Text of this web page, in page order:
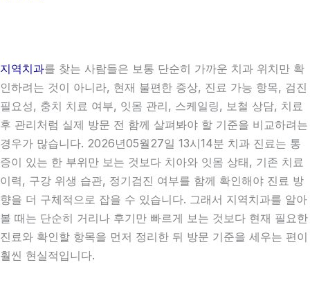
지역치과를 찾는 사람들은 보통 단순히 가까운 치과 위치만 확
인하려는 것이 아니라, 현재 불편한 증상, 진료 가능 항목, 검진
필요성, 충치 치료 여부, 잇몸 관리, 스케일링, 보철 상담, 치료
후 관리처럼 실제 방문 전 함께 살펴봐야 할 기준을 비교하려는
경우가 많습니다. 2026년05월27일 13시14분 치과 진료는 통
증이 있는 한 부위만 보는 것보다 치아와 잇몸 상태, 기존 치료
이력, 구강 위생 습관, 정기검진 여부를 함께 확인해야 진료 방
향을 더 구체적으로 잡을 수 있습니다. 그래서 지역치과를 알아
볼 때는 단순히 거리나 후기만 빠르게 보는 것보다 현재 필요한
진료와 확인할 항목을 먼저 정리한 뒤 방문 기준을 세우는 편이
훨씬 현실적입니다.